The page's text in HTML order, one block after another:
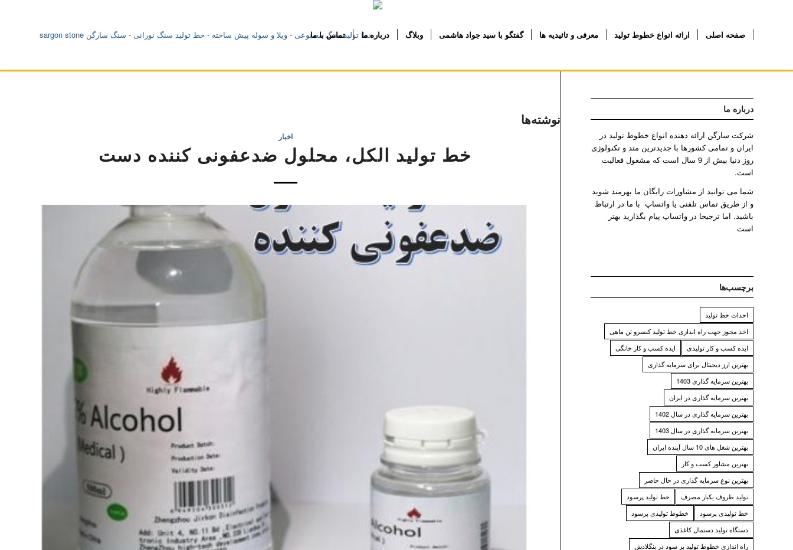
صفحه اصلی ارائه انواع خطوط تولید معرفی و تائیدیه ها گفتگو با سید جواد هاشمی وبلاگ درباره ما تماس با ما
نوشته‌ها
اخبار
خط تولید الکل، محلول ضدعفونی کننده دست
درباره ما
شرکت سارگن ارائه دهنده انواع خطوط تولید در
ایران و تمامی کشورها با جدیدترین متد و تکنولوژی
روز دنیا بیش از 9 سال است که مشغول فعالیت
است.
شما می توانید از مشاورات رایگان ما بهرمند شوید
و از طریق تماس تلفنی یا واتساپ با ما در ارتباط
باشید. اما ترجیحا در واتساپ پیام بگذارید بهتر
است
برچسب‌ها
احداث خط تولید
اخذ مجوز جهت راه اندازی خط تولید کنسرو تن ماهی
ایده کسب و کار تولیدی
ایده کسب و کار خانگی
بهترین ارز دیجیتال برای سرمایه گذاری
بهترین سرمایه گذاری 1403
بهترین سرمایه گذاری در ایران
بهترین سرمایه گذاری در سال 1402
بهترین سرمایه گذاری در سال 1403
بهترین شغل های 10 سال آینده ایران
بهترین مشاور کسب و کار
بهترین نوع سرمایه گذاری در حال حاضر
تولید ظروف یکبار مصرف
خط تولید پرسود
خط تولیدی پرسود
خطوط تولیدی پرسود
دستگاه تولید دستمال کاغذی
راه اندازی خطوط تولید پر سود در بنگلادش